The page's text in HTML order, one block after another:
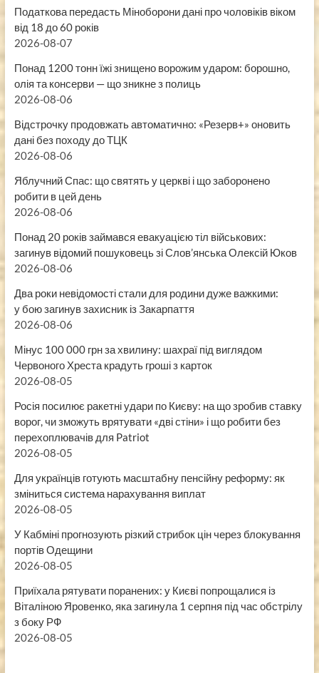
Податкова передасть Міноборони дані про чоловіків віком
від 18 до 60 років
2026-08-07
Понад 1200 тонн їжі знищено ворожим ударом: борошно,
олія та консерви — що зникне з полиць
2026-08-06
Відстрочку продовжать автоматично: «Резерв+» оновить
дані без походу до ТЦК
2026-08-06
Яблучний Спас: що святять у церкві і що заборонено
робити в цей день
2026-08-06
Понад 20 років займався евакуацією тіл військових:
загинув відомий пошуковець зі Слов’янська Олексій Юков
2026-08-06
Два роки невідомості стали для родини дуже важкими:
у бою загинув захисник із Закарпаття
2026-08-06
Мінус 100 000 грн за хвилину: шахраї під виглядом
Червоного Хреста крадуть гроші з карток
2026-08-05
Росія посилює ракетні удари по Києву: на що зробив ставку
ворог, чи зможуть врятувати «дві стіни» і що робити без
перехоплювачів для Patriot
2026-08-05
Для українців готують масштабну пенсійну реформу: як
зміниться система нарахування виплат
2026-08-05
У Кабміні прогнозують різкий стрибок цін через блокування
портів Одещини
2026-08-05
Приїхала рятувати поранених: у Києві попрощалися із
Віталіною Яровенко, яка загинула 1 серпня під час обстрілу
з боку РФ
2026-08-05